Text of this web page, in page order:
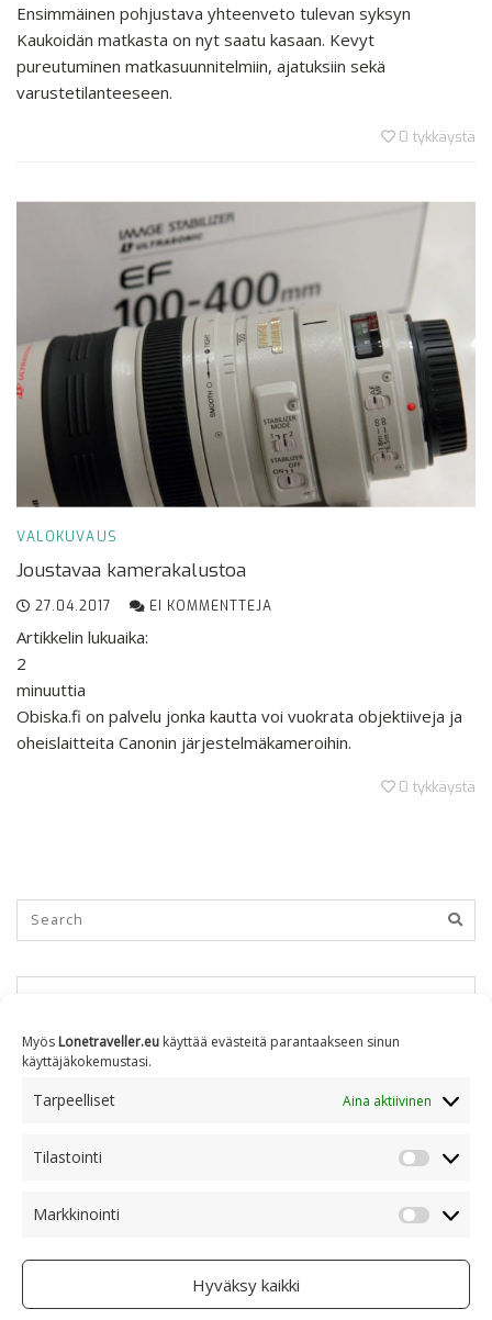
Myös Lonetraveller.eu käyttää evästeitä parantaakseen sinun
käyttäjäkokemustasi.
Tarpeelliset Aina aktiivinen
Tilastointi
Markkinointi
Hyväksy kaikki
Ensimmäinen pohjustava yhteenveto tulevan syksyn
Kaukoidän matkasta on nyt saatu kasaan. Kevyt
pureutuminen matkasuunnitelmiin, ajatuksiin sekä
varustetilanteeseen.
0 tykkäystä
VALOKUVAUS
Joustavaa kamerakalustoa
27.04.2017 EI KOMMENTTEJA
Artikkelin lukuaika:
2
minuuttia
Obiska.fi on palvelu jonka kautta voi vuokrata objektiiveja ja
oheislaitteita Canonin järjestelmäkameroihin.
0 tykkäystä
Kuukausittain
Aiheittain